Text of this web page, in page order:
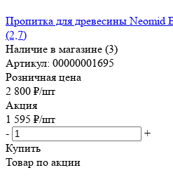
Пропитка для древесины
(2,7)
Наличие в магазине (3)
Артикул: 00000001695
Розничная цена
2 800 ₽/шт
Акция
1 595 ₽/шт
-
+
Купить
Товар по акции